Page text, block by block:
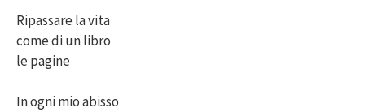
Ripassare la vita
come di un libro
le pagine
In ogni mio abisso